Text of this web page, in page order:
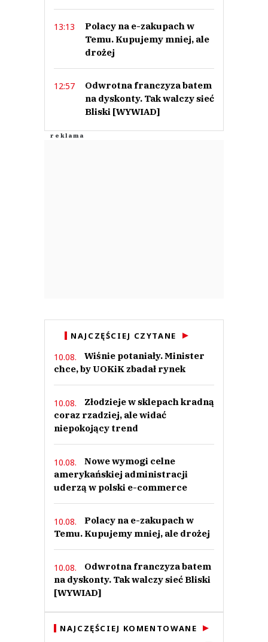
13:13
Polacy na e-zakupach w
Temu. Kupujemy mniej, ale
drożej
12:57
Odwrotna franczyza batem
na dyskonty. Tak walczy sieć
Bliski [WYWIAD]
NAJCZĘŚCIEJ CZYTANE
10.08.
Wiśnie potaniały. Minister
chce, by UOKiK zbadał rynek
10.08.
Złodzieje w sklepach kradną
coraz rzadziej, ale widać
niepokojący trend
10.08.
Nowe wymogi celne
amerykańskiej administracji
uderzą w polski e-commerce
10.08.
Polacy na e-zakupach w
Temu. Kupujemy mniej, ale drożej
10.08.
Odwrotna franczyza batem
na dyskonty. Tak walczy sieć Bliski
[WYWIAD]
NAJCZĘŚCIEJ KOMENTOWANE